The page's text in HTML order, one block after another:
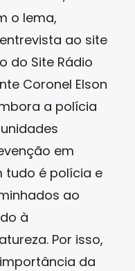
o lema,
ao site
do Site Rádio
Coronel Elson
a polícia
em
tudo é polícia e
ao
à
Por isso,
da